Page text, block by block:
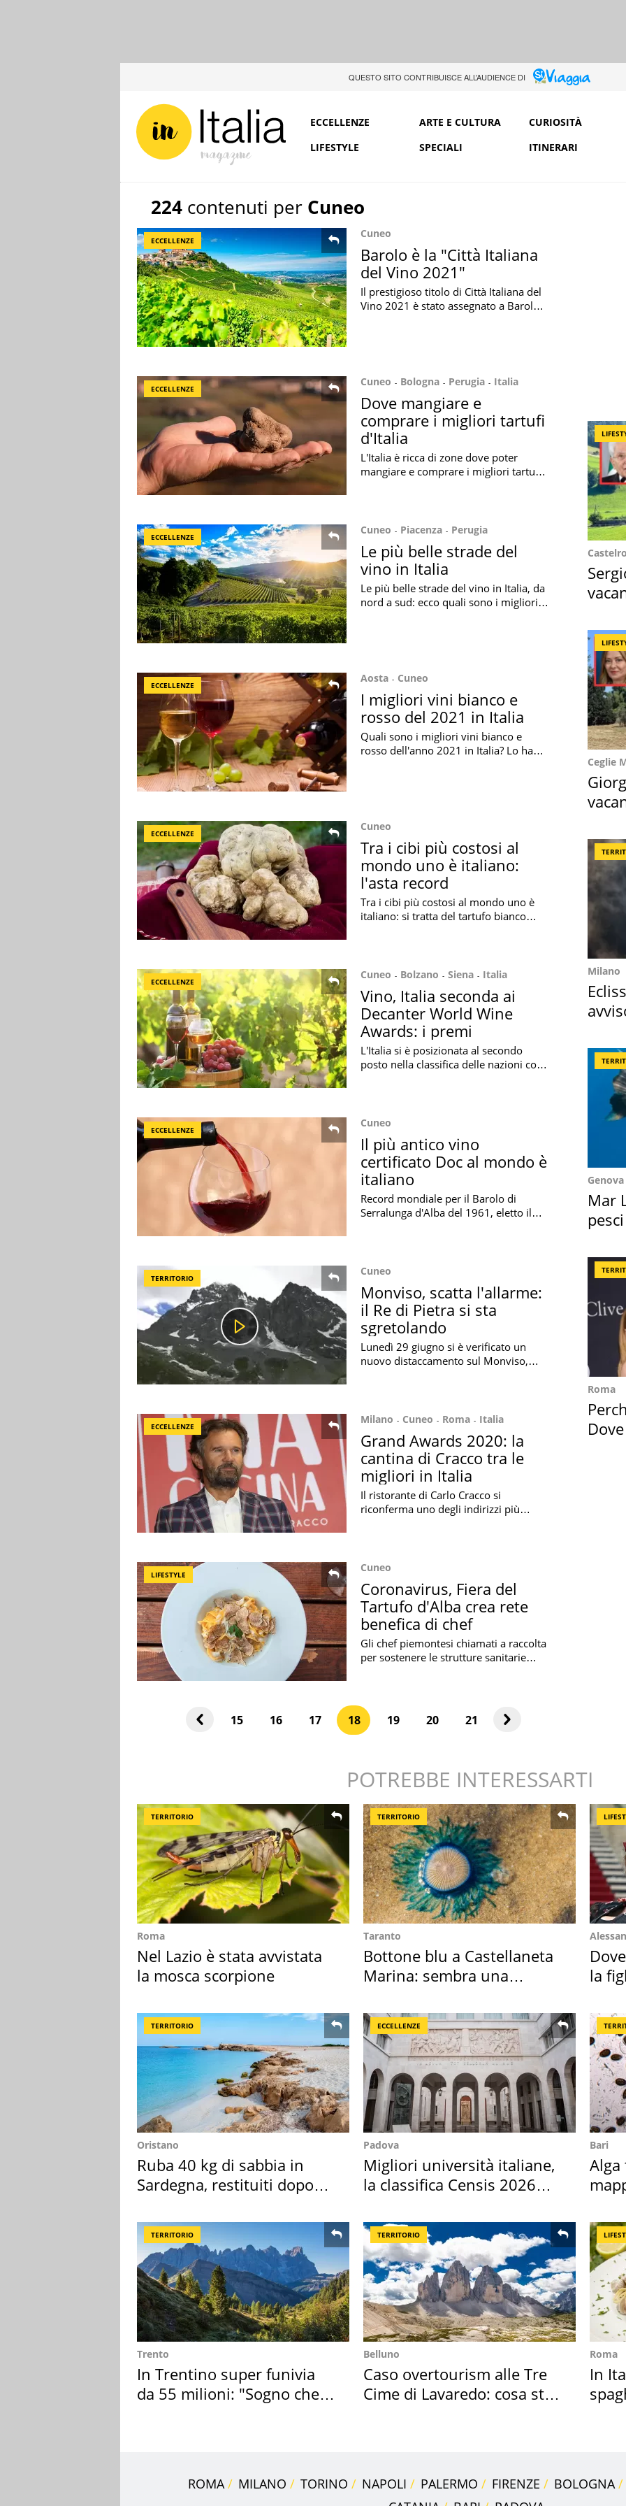
QUESTO SITO CONTRIBUISCE ALL’AUDIENCE DI
ECCELLENZE ARTE E CULTURA
CURIOSITÀ
LIFESTYLE
SPECIALI ITINERARI
224 contenuti per Cuneo
ECCELLENZE
Cuneo
Barolo è la "Città Italiana
del Vino 2021"
Il prestigioso titolo di Città Italiana del
Vino 2021 è stato assegnato a Barolo,
ECCELLENZE
Cuneo Bologna Perugia Italia
Dove mangiare e
comprare i migliori tartufi
d'Italia
L'Italia è ricca di zone dove poter
mangiare e comprare i migliori tartufi
ECCELLENZE
Cuneo Piacenza Perugia
Le più belle strade del
vino in Italia
Le più belle strade del vino in Italia, da
nord a sud: ecco quali sono i migliori
ECCELLENZE
Aosta Cuneo
I migliori vini bianco e
rosso del 2021 in Italia
Quali sono i migliori vini bianco e
rosso dell'anno 2021 in Italia? Lo ha
ECCELLENZE
Cuneo
Tra i cibi più costosi al
mondo uno è italiano:
l'asta record
Tra i cibi più costosi al mondo uno è
italiano: si tratta del tartufo bianco
ECCELLENZE
Cuneo Bolzano Siena Italia
Vino, Italia seconda ai
Decanter World Wine
Awards: i premi
L'Italia si è posizionata al secondo
posto nella classifica delle nazioni con i
ECCELLENZE
Cuneo
Il più antico vino
certificato Doc al mondo è
italiano
Record mondiale per il Barolo di
Serralunga d'Alba del 1961, eletto il
TERRITORIO
Cuneo
Monviso, scatta l'allarme:
il Re di Pietra si sta
sgretolando
Lunedì 29 giugno si è verificato un
nuovo distaccamento sul Monviso,
ECCELLENZE
Milano Cuneo Roma Italia
Grand Awards 2020: la
cantina di Cracco tra le
migliori in Italia
Il ristorante di Carlo Cracco si
riconferma uno degli indirizzi più
LIFESTYLE
Cuneo
Coronavirus, Fiera del
Tartufo d'Alba crea rete
benefica di chef
Gli chef piemontesi chiamati a raccolta
per sostenere le strutture sanitarie
15 16 17 18 19 20 21
Ceglie
Milano
Genova
Mar
Roma
POTREBBE INTERESSARTI
TERRITORIO
Roma
Nel Lazio è stata avvistata
la mosca scorpione
TERRITORIO
Taranto
Bottone blu a Castellaneta
Marina: sembra una
la
TERRITORIO
Oristano
Ruba 40 kg di sabbia in
Sardegna, restituiti dopo
ECCELLENZE
Padova
Migliori università italiane,
la classifica Censis 2026
Bari
Alga
TERRITORIO
Trento
In Trentino super funivia
da 55 milioni: "Sogno che si
TERRITORIO
Belluno
Caso overtourism alle Tre
Cime di Lavaredo: cosa sta
Roma
In
ROMA MILANO TORINO NAPOLI PALERMO FIRENZE
BOLOGNA